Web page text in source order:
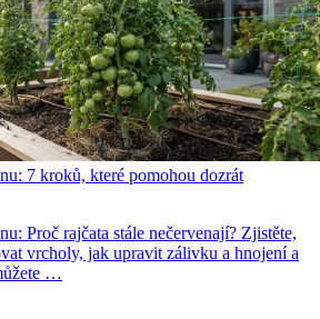
7 kroků, které pomohou dozrát
Proč rajčata stále nečervenají? Zjistěte,
vrcholy, jak upravit zálivku a hnojení a
…